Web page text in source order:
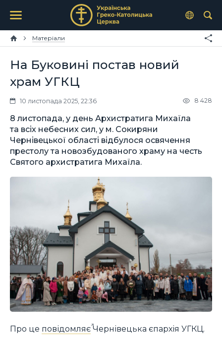
Матеріали
На Буковині постав новий
храм УГКЦ
10 листопада 2025, 22:36 8 428
8 листопада, у день Архистратига Михаїла
та всіх небесних сил, у м. Сокиряни
Чернівецької області відбулося освячення
престолу та новозбудованого храму на честь
Святого архистратига Михаїла.
Про це повідомляєЧернівецька єпархія УГКЦ.